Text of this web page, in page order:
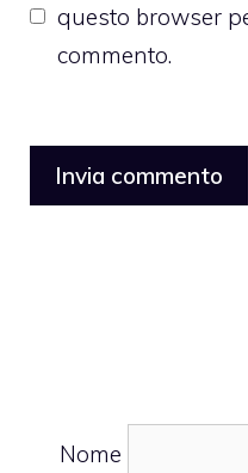
questo browser
commento.
Nome